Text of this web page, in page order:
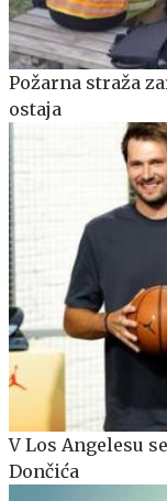
Požarna straža
ostaja
V Los Angelesu
Dončića